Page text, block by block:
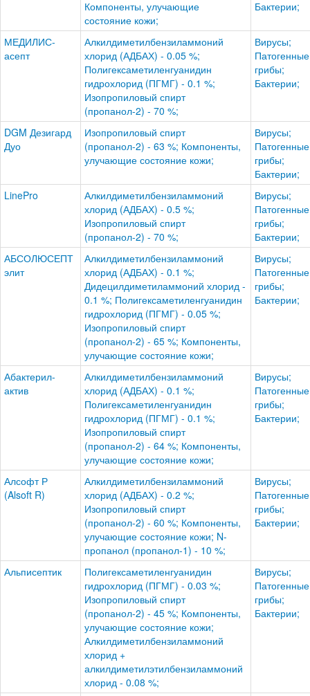
Компоненты, улучающие
состояние кожи;
Бактерии;
МЕДИЛИС-
асепт
Алкилдиметилбензиламмоний
хлорид (АДБАХ) - 0.05 %;
Полигексаметиленгуанидин
гидрохлорид (ПГМГ) - 0.1 %;
Изопропиловый спирт
(пропанол-2) - 70 %;
Вирусы;
Патогенные
грибы;
Бактерии;
DGM Дезигард
Дуо
Изопропиловый спирт
(пропанол-2) - 63 %; Компоненты,
улучающие состояние кожи;
Вирусы;
Патогенные
грибы;
Бактерии;
LinePro
Алкилдиметилбензиламмоний
хлорид (АДБАХ) - 0.5 %;
Изопропиловый спирт
(пропанол-2) - 70 %;
Вирусы;
Патогенные
грибы;
Бактерии;
АБСОЛЮСЕПТ
элит
Алкилдиметилбензиламмоний
хлорид (АДБАХ) - 0.1 %;
Дидецилдиметиламмоний хлорид -
0.1 %; Полигексаметиленгуанидин
гидрохлорид (ПГМГ) - 0.05 %;
Изопропиловый спирт
(пропанол-2) - 65 %; Компоненты,
улучающие состояние кожи;
Вирусы;
Патогенные
грибы;
Бактерии;
Абактерил-
актив
Алкилдиметилбензиламмоний
хлорид (АДБАХ) - 0.1 %;
Полигексаметиленгуанидин
гидрохлорид (ПГМГ) - 0.1 %;
Изопропиловый спирт
(пропанол-2) - 64 %; Компоненты,
улучающие состояние кожи;
Вирусы;
Патогенные
грибы;
Бактерии;
Алсофт Р
(Alsoft R)
Алкилдиметилбензиламмоний
хлорид (АДБАХ) - 0.2 %;
Изопропиловый спирт
(пропанол-2) - 60 %; Компоненты,
улучающие состояние кожи; N-
пропанол (пропанол-1) - 10 %;
Вирусы;
Патогенные
грибы;
Бактерии;
Альписептик
Полигексаметиленгуанидин
гидрохлорид (ПГМГ) - 0.03 %;
Изопропиловый спирт
(пропанол-2) - 45 %; Компоненты,
улучающие состояние кожи;
Алкилдиметилбензиламмоний
хлорид +
алкилдиметилэтилбензиламмоний
хлорид - 0.08 %;
Вирусы;
Патогенные
грибы;
Бактерии;